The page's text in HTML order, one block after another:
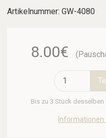
Artikelnummer: GW-4080
8.00€
Bis zu 3 Stück
Informationen